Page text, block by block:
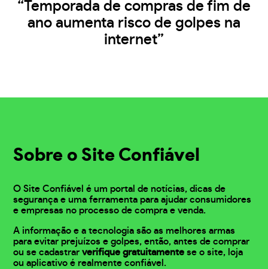
“Temporada de compras de fim de
ano aumenta risco de golpes na
internet”
Sobre o Site Confiável
O Site Confiável é um portal de notícias, dicas de
segurança e uma ferramenta para ajudar consumidores
e empresas no processo de compra e venda.
A informação e a tecnologia são as melhores armas
para evitar prejuízos e golpes, então, antes de comprar
ou se cadastrarverifique gratuitamente se o site, loja
ou aplicativo é realmente confiável.